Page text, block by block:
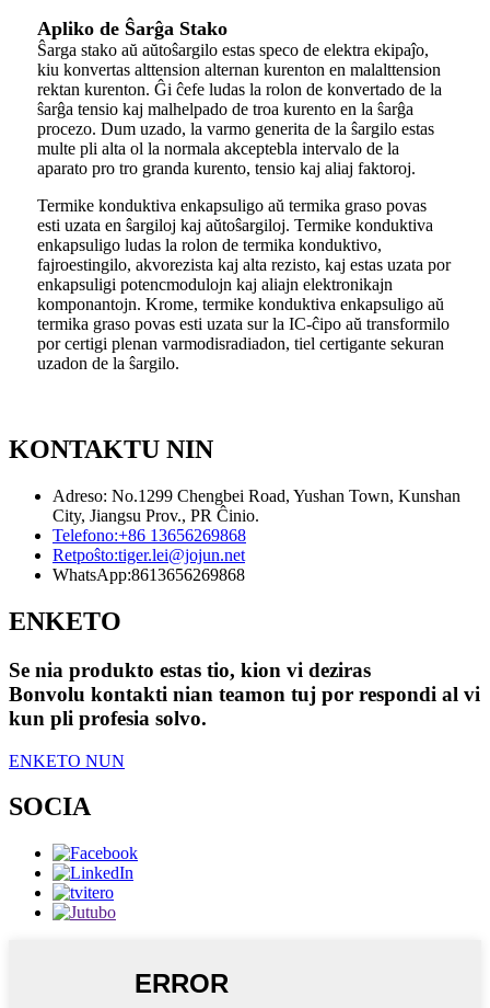
Apliko de Ŝarĝa Stako
Ŝarga stako aŭ aŭtoŝargilo estas speco de elektra ekipaĵo,
kiu konvertas alttension alternan kurenton en malalttension
rektan kurenton. Ĝi ĉefe ludas la rolon de konvertado de la
ŝarĝa tensio kaj malhelpado de troa kurento en la ŝarĝa
procezo. Dum uzado, la varmo generita de la ŝargilo estas
multe pli alta ol la normala akceptebla intervalo de la
aparato pro tro granda kurento, tensio kaj aliaj faktoroj.
Termike konduktiva enkapsuligo aŭ termika graso povas
esti uzata en ŝargiloj kaj aŭtoŝargiloj. Termike konduktiva
enkapsuligo ludas la rolon de termika konduktivo,
fajroestingilo, akvorezista kaj alta rezisto, kaj estas uzata por
enkapsuligi potencmodulojn kaj aliajn elektronikajn
komponantojn. Krome, termike konduktiva enkapsuligo aŭ
termika graso povas esti uzata sur la IC-ĉipo aŭ transformilo
por certigi plenan varmodisradiadon, tiel certigante sekuran
uzadon de la ŝargilo.
KONTAKTU NIN
Adreso: No.1299 Chengbei Road, Yushan Town, Kunshan
City, Jiangsu Prov., PR Ĉinio.
Telefono:+86 13656269868
Retpoŝto:tiger.lei@jojun.net
WhatsApp:8613656269868
ENKETO
Se nia produkto estas tio, kion vi deziras
Bonvolu kontakti nian teamon tuj por respondi al vi
kun pli profesia solvo.
ENKETO NUN
SOCIA